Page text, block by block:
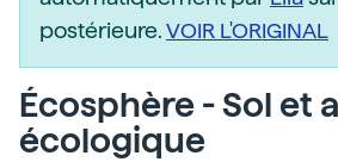
postérieure.VOIR L'ORIGINAL
Écosphère - Sol et
écologique